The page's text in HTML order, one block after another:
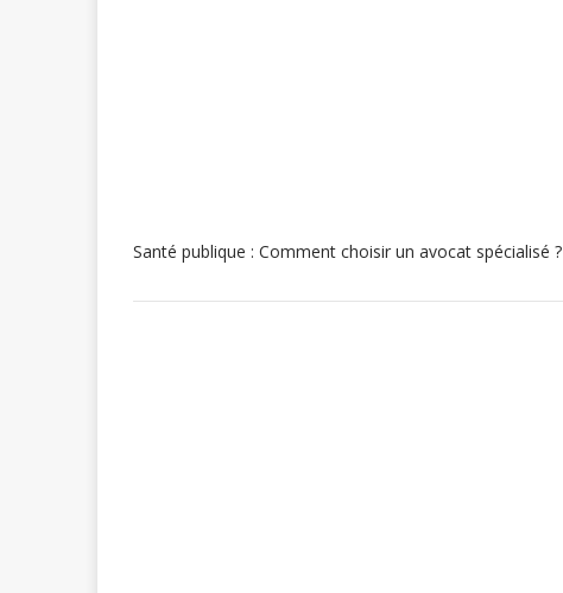
Santé publique : Comment choisir un avocat spécialisé ?